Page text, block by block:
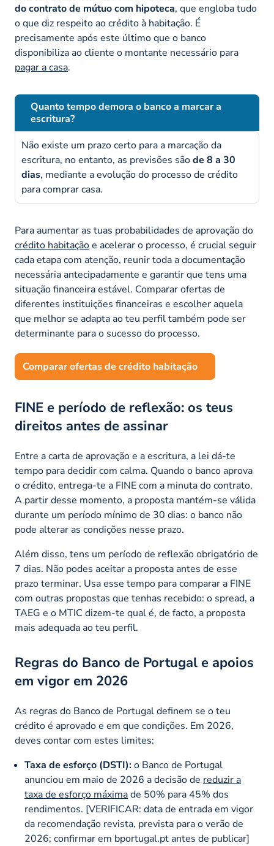
do contrato de mútuo com hipoteca, que engloba tudo
o que diz respeito ao crédito à habitação. É
precisamente após este último que o banco
disponibiliza ao cliente o montante necessário para
pagar a casa.
Quanto tempo demora o banco a marcar a
escritura?
Não existe um prazo certo para a marcação da
escritura, no entanto, as previsões sãode 8 a 30
dias, mediante a evolução do processo de crédito
para comprar casa.
Para aumentar as tuas probabilidades de aprovação do
crédito habitaçãoe acelerar o processo, é crucial seguir
cada etapa com atenção, reunir toda a documentação
necessária antecipadamente e garantir que tens uma
situação financeira estável. Comparar ofertas de
diferentes instituições financeiras e escolher aquela
que melhor se adapta ao teu perfil também pode ser
determinante para o sucesso do processo.
Comparar ofertas de crédito habitação
FINE e período de reflexão: os teus
direitos antes de assinar
Entre a carta de aprovação e a escritura, a lei dá-te
tempo para decidir com calma. Quando o banco aprova
o crédito, entrega-te a FINE com a minuta do contrato.
A partir desse momento, a proposta mantém-se válida
durante um período mínimo de 30 dias: o banco não
pode alterar as condições nesse prazo.
Além disso, tens um período de reflexão obrigatório de
7 dias. Não podes aceitar a proposta antes de esse
prazo terminar. Usa esse tempo para comparar a FINE
com outras propostas que tenhas recebido: o spread, a
TAEG e o MTIC dizem-te qual é, de facto, a proposta
mais adequada ao teu perfil.
Regras do Banco de Portugal e apoios
em vigor em 2026
As regras do Banco de Portugal definem se o teu
crédito é aprovado e em que condições. Em 2026,
deves contar com estes limites:
Taxa de esforço (DSTI):o Banco de Portugal
anunciou em maio de 2026 a decisão de reduzir a
taxa de esforço máximade 50% para 45% dos
rendimentos. [VERIFICAR: data de entrada em vigor
da recomendação revista, prevista para o verão de
2026; confirmar em bportugal.pt antes de publicar]